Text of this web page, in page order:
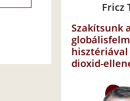
Fricz
Szakítsunk a
hisztériával
dioxid-